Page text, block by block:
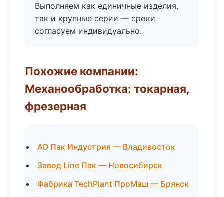
Выполняем как единичные изделия,
так и крупные серии — сроки
согласуем индивидуально.
Похожие компании:
Механообработка: токарная,
фрезерная
АО Пак Индустрия — Владивосток
Завод Line Пак — Новосибирск
Фабрика TechPlant ПроМаш — Брянск